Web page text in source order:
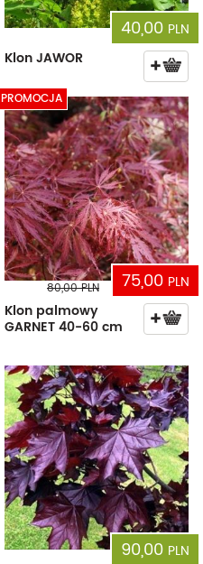
40,00 PLN
Klon JAWOR
PROMOCJA
75,00 PLN
80,00PLN
Klon palmowy
GARNET 40-60 cm
90,00 PLN